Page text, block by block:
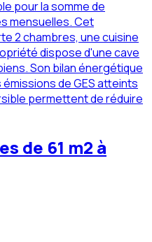
pour la somme de
mensuelles. Cet
2 chambres, une cuisine
dispose d'une cave
Son bilan énergétique
de GES atteints
permettent de réduire
de 61 m2 à